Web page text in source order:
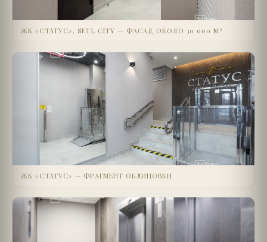
ЖК «СТАТУС», SETL CITY — ФАСАД ОКОЛО 30 000 М²
ЖК «СТАТУС» — ФРАГМЕНТ ОБЛИЦОВКИ